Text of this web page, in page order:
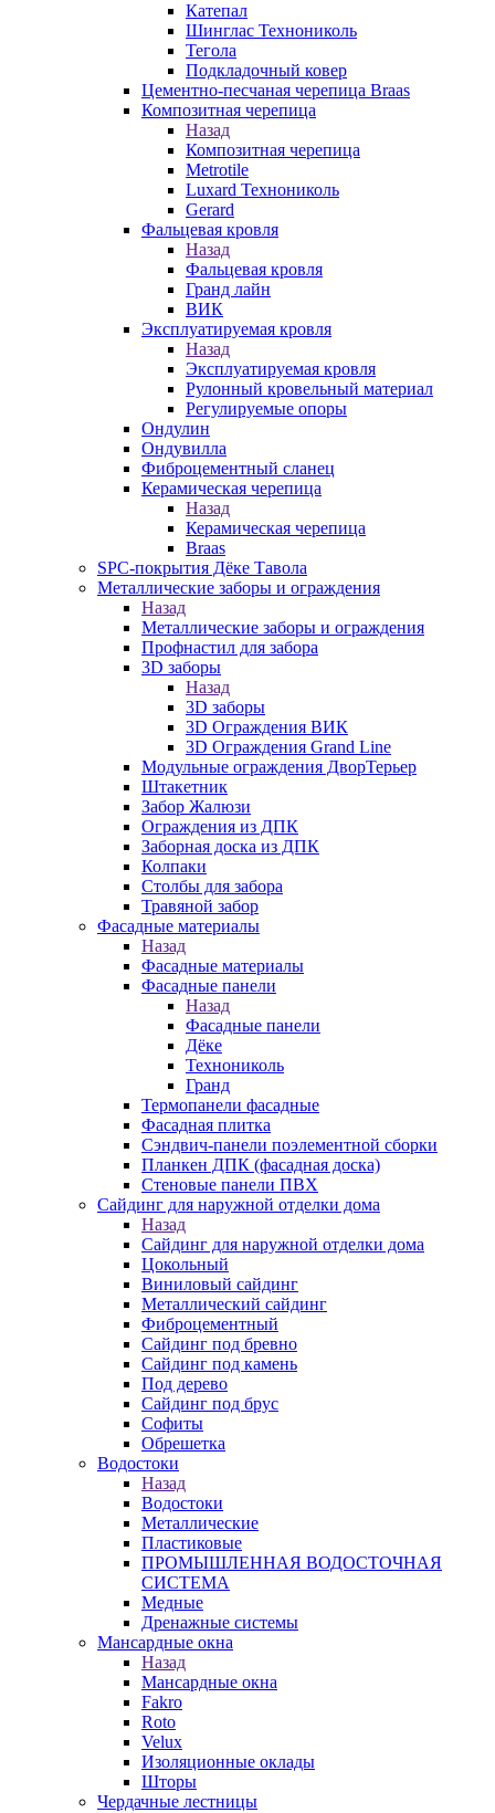
Катепал
Шинглас Технониколь
Тегола
Подкладочный ковер
Цементно-песчаная черепица Braas
Композитная черепица
Назад
Композитная черепица
Metrotile
Luxard Технониколь
Gerard
Фальцевая кровля
Назад
Фальцевая кровля
Гранд лайн
ВИК
Эксплуатируемая кровля
Назад
Эксплуатируемая кровля
Рулонный кровельный материал
Регулируемые опоры
Ондулин
Ондувилла
Фиброцементный сланец
Керамическая черепица
Назад
Керамическая черепица
Braas
SPC-покрытия Дёке Тавола
Металлические заборы и ограждения
Назад
Металлические заборы и ограждения
Профнастил для забора
3D заборы
Назад
3D заборы
3D Ограждения ВИК
3D Ограждения Grand Line
Модульные ограждения ДворТерьер
Штакетник
Забор Жалюзи
Ограждения из ДПК
Заборная доска из ДПК
Колпаки
Столбы для забора
Травяной забор
Фасадные материалы
Назад
Фасадные материалы
Фасадные панели
Назад
Фасадные панели
Дёке
Технониколь
Гранд
Термопанели фасадные
Фасадная плитка
Сэндвич-панели поэлементной сборки
Планкен ДПК (фасадная доска)
Стеновые панели ПВХ
Сайдинг для наружной отделки дома
Назад
Сайдинг для наружной отделки дома
Цокольный
Виниловый сайдинг
Металлический сайдинг
Фиброцементный
Сайдинг под бревно
Сайдинг под камень
Под дерево
Сайдинг под брус
Софиты
Обрешетка
Водостоки
Назад
Водостоки
Металлические
Пластиковые
ПРОМЫШЛЕННАЯ ВОДОСТОЧНАЯ
СИСТЕМА
Медные
Дренажные системы
Мансардные окна
Назад
Мансардные окна
Fakro
Roto
Velux
Изоляционные оклады
Шторы
Чердачные лестницы